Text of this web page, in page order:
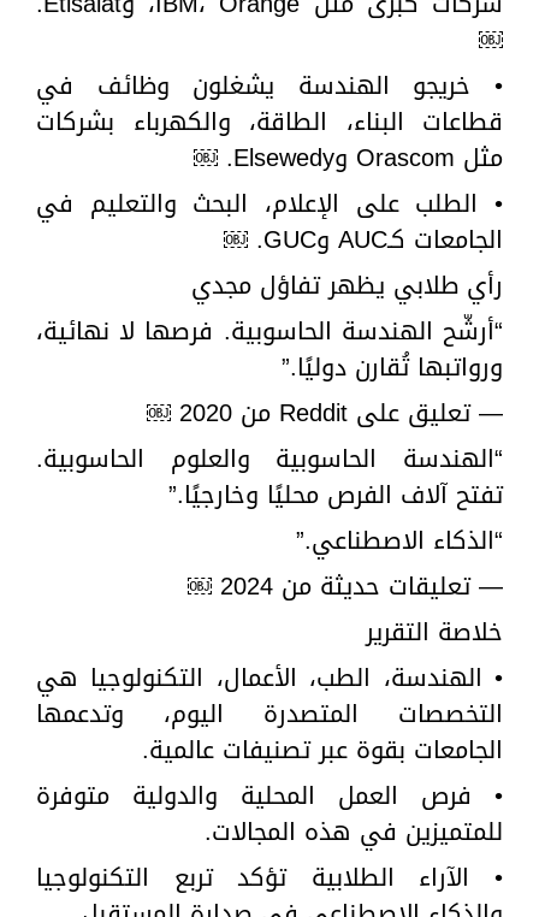
￼
• خريجو الهندسة يشغلون وظائف في
قطاعات البناء، الطاقة، والكهرباء بشركات
مثل Orascom وElsewedy. ￼
• الطلب على الإعلام، البحث والتعليم في
الجامعات كـAUC وGUC. ￼
رأي طلابي يظهر تفاؤل مجدي
“أرشّح الهندسة الحاسوبية. فرصها لا نهائية،
ورواتبها تُقارن دوليًا.”
— تعليق على Red­dit من 2020 ￼
“الهندسة الحاسوبية والعلوم الحاسوبية.
تفتح آلاف الفرص محليًا وخارجيًا.”
“الذكاء الاصطناعي.”
— تعليقات حديثة من 2024 ￼
خلاصة التقرير
• الهندسة، الطب، الأعمال، التكنولوجيا هي
التخصصات المتصدرة اليوم، وتدعمها
الجامعات بقوة عبر تصنيفات عالمية.
• فرص العمل المحلية والدولية متوفرة
للمتميزين في هذه المجالات.
• الآراء الطلابية تؤكد تربع التكنولوجيا